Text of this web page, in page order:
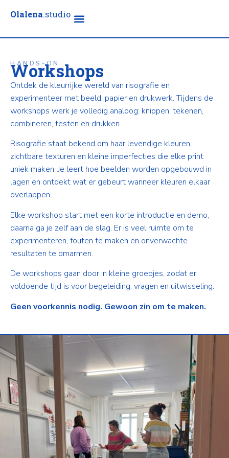
Olalena.studio
HANDS-ON
Workshops
Ontdek de kleurrijke wereld van risografie en
experimenteer met beeld, papier en drukwerk. Tijdens de
workshops werk je volledig analoog: knippen, tekenen,
combineren, testen en drukken.
Risografie staat bekend om haar levendige kleuren,
zichtbare texturen en kleine imperfecties die elke print
uniek maken. Je leert hoe beelden worden opgebouwd in
lagen en ontdekt wat er gebeurt wanneer kleuren elkaar
overlappen.
Elke workshop start met een korte introductie en demo,
daarna ga je zelf aan de slag. Er is veel ruimte om te
experimenteren, fouten te maken en onverwachte
resultaten te omarmen.
De workshops gaan door in kleine groepjes, zodat er
voldoende tijd is voor begeleiding, vragen en uitwisseling.
Geen voorkennis nodig. Gewoon zin om te maken.